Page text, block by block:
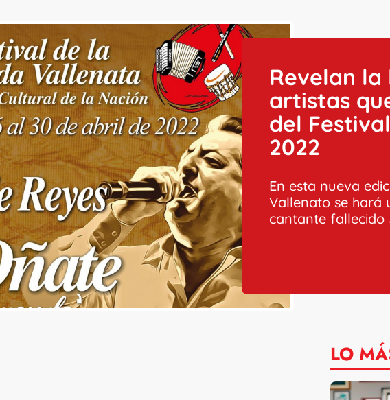
Revelan la
artistas
del
2022
En esta nueva
Vallenato se hará
cantante fallecido
LO